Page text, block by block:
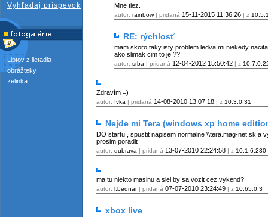
Vyhľadaj príspevok
Liptov z lietadla
obrážteky
zelinka
Mne tiez.
autor: rainbow| pridaná 15-11-2015 11:36:26 | z
RE: rýchlosť
mam skoro taky isty problem ledva mi niekedy
ako slimak cim to je ??
autor: srba | pridaná 12-04-2012 15:50:42 | z
Zdravím =)
autor: Ivka | pridaná 14-08-2010 13:07:18 | z 10.3.0.31
Nejde mi Tera (windows xp home
DO startu , spustit napisem normalne \\tera.mag-net.sk a
prosim poradit
autor: dubrava | pridaná 13-07-2010 22:24:58 | z 10.1.6.230
ma tu niekto masinu a siel by sa vozit cez vykend?
autor: l.bednar| pridaná 07-07-2010 23:24:49 | z 10.65.0.3
xbox live